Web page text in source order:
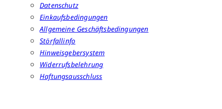
Datenschutz
Einkaufsbedingungen
Allgemeine Geschäftsbedingungen
Störfallinfo
Hinweisgebersystem
Widerrufsbelehrung
Haftungsausschluss